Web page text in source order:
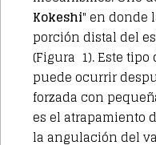
Kokeshi" en donde
porción distal del
(Figura 1). Este
puede ocurrir
forzada con
es el atrapamiento
la angulación del